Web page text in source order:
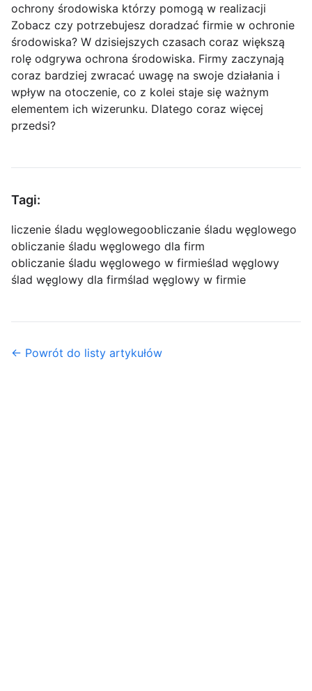
ochrony środowiska którzy pomogą w realizacji
Zobacz czy potrzebujesz doradzać firmie w ochronie
środowiska? W dzisiejszych czasach coraz większą
rolę odgrywa ochrona środowiska. Firmy zaczynają
coraz bardziej zwracać uwagę na swoje działania i
wpływ na otoczenie, co z kolei staje się ważnym
elementem ich wizerunku. Dlatego coraz więcej
przedsi?
Tagi:
liczenie śladu węglowegoobliczanie śladu węglowego
obliczanie śladu węglowego dla firm
obliczanie śladu węglowego w firmieślad węglowy
ślad węglowy dla firmślad węglowy w firmie
← Powrót do listy artykułów